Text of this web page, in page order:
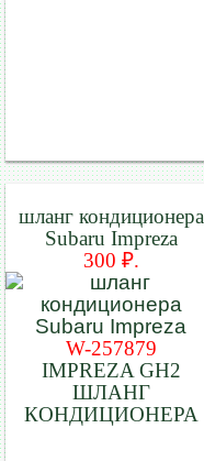
шланг кондиционера
Subaru Impreza
300 ₽.
W-257879
IMPREZA GH2
ШЛАНГ
КОНДИЦИОНЕРА